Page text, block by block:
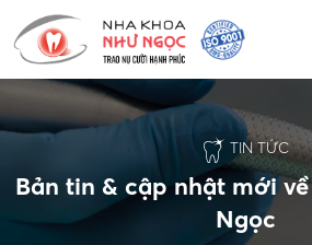
TIN TỨC
Bản tin & cập nhật mới
Ngọc